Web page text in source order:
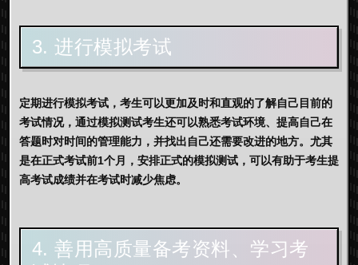
3. 进行模拟考试
定期进行模拟考试，考生可以更加及时和直观的了解自己目前的
考试情况，通过模拟测试考生还可以熟悉考试环境、提高自己在
答题时对时间的管理能力，并找出自己还需要改进的地方。尤其
是在正式考试前1个月，安排正式的模拟测试，可以有助于考生提
高考试成绩并在考试时减少焦虑。
4. 善用高质量备考资料、学习考